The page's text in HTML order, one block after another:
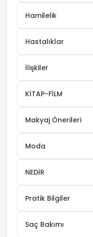
Hamilelik
Hastalıklar
İlişkiler
KİTAP-FİLM
Makyaj Önerileri
Moda
NEDİR
Pratik Bilgiler
Saç Bakımı